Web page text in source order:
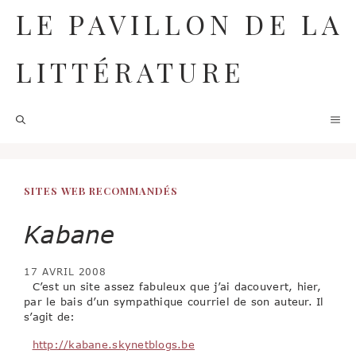
contenu
LE PAVILLON DE LA
LITTÉRATURE
SITES WEB RECOMMANDÉS
Kabane
17 AVRIL 2008
C’est un site assez fabuleux que j’ai dacouvert, hier,
par le bais d’un sympathique courriel de son auteur. Il
s’agit de:
http://kabane.skynetblogs.be